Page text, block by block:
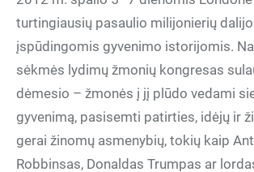
turtingiausių pasaulio milijonierių
įspūdingomis gyvenimo istorijomis.
sėkmės lydimų žmonių kongresas
dėmesio – žmonės į jį plūdo vedami
gyvenimą, pasisemti patirties, idėjų ir
gerai žinomų asmenybių, tokių kaip
Robbinsas, Donaldas Trumpas ar